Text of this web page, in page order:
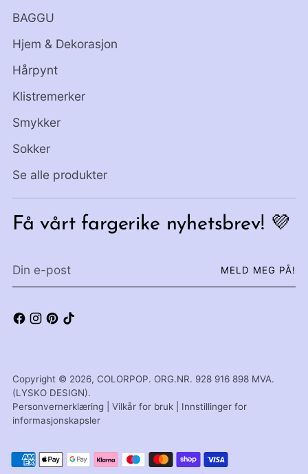
BAGGU
Hjem & Dekorasjon
Hårpynt
Klistremerker
Smykker
Sokker
Se alle produkter
Få vårt fargerike nyhetsbrev! 💜
e-
MELD MEG PÅ!
Copyright © 2026, COLORPOP. ORG.NR. 928 916 898 MVA.
(LYSKO DESIGN).
Personvernerklæring
Vilkår for bruk
Innstillinger for
informasjonskapsler